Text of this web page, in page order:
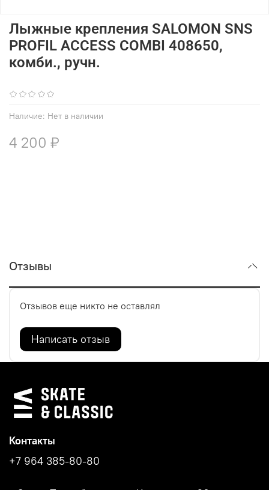
Наличие: Нет в наличии
Лыжные крепления SALOMON SNS
PROFIL ACCESS COMBI 408650,
комби., ручн.
4 200 ₽
Отзывы
Отзывов еще никто не оставлял
Написать отзыв
Контакты
+7 964 385-80-80